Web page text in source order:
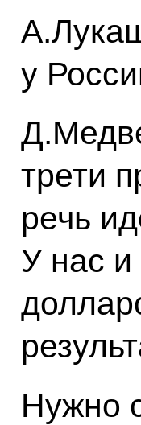
у
трети
речь
У нас
Нужно